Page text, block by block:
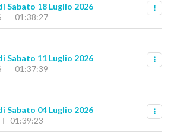
Sabato 18 Luglio 2026
01:38:27
Sabato 11 Luglio 2026
01:37:39
Sabato 04 Luglio 2026
01:39:23